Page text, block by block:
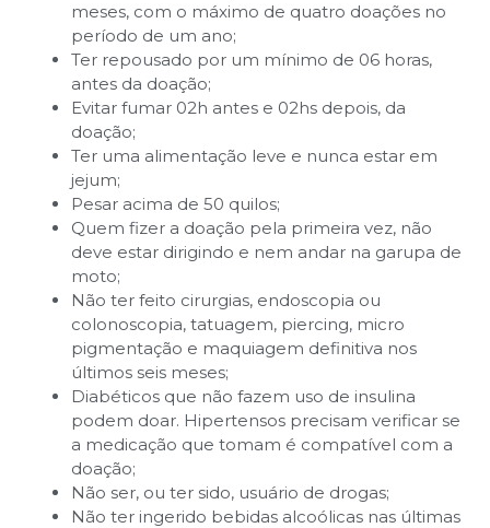
meses, com o máximo de quatro doações no
período de um ano;
Ter repousado por um mínimo de 06 horas,
antes da doação;
Evitar fumar 02h antes e 02hs depois, da
doação;
Ter uma alimentação leve e nunca estar em
jejum;
Pesar acima de 50 quilos;
Quem fizer a doação pela primeira vez, não
deve estar dirigindo e nem andar na garupa de
moto;
Não ter feito cirurgias, endoscopia ou
colonoscopia, tatuagem, piercing, micro
pigmentação e maquiagem definitiva nos
últimos seis meses;
Diabéticos que não fazem uso de insulina
podem doar. Hipertensos precisam verificar se
a medicação que tomam é compatível com a
doação;
Não ser, ou ter sido, usuário de drogas;
Não ter ingerido bebidas alcoólicas nas últimas